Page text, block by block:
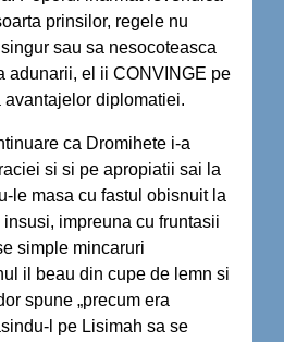
prinsilor, regele nu
sau sa nesocoteasca
adunarii, el ii CONVINGE pe
avantajelor diplomatiei.
ca Dromihete i-a
si si pe apropiatii sai la
le masa cu fastul obisnuit la
impreuna cu fruntasii
simple mincaruri
il beau din cupe de lemn si
spune „precum era
l pe Lisimah sa se